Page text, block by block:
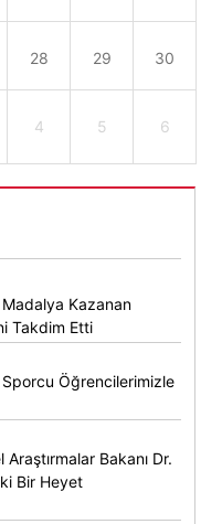
28 29 30
4 5 6
Kazanan
Takdim Etti
Öğrencilerimizle
Bakanı Dr.
Bir Heyet